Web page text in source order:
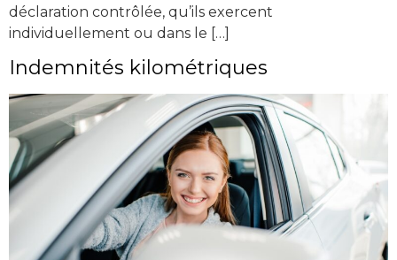
déclaration contrôlée, qu’ils exercent
individuellement ou dans le […]
Indemnités kilométriques